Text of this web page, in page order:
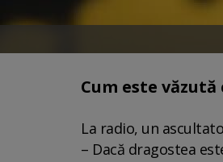
Cum este
La radio, un
– Dacă dragostea